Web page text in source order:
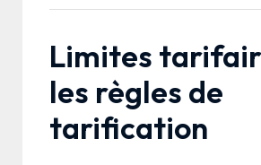
Limites
les règles de
tarification